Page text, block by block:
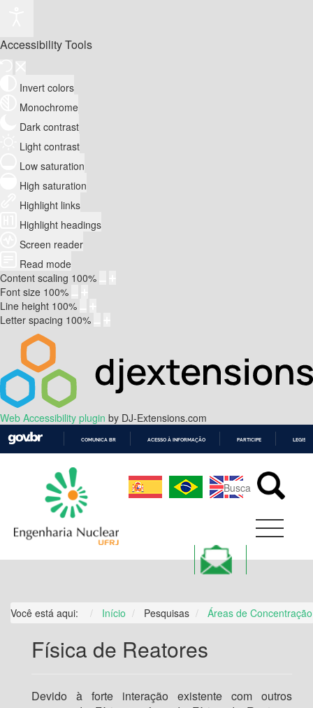
Accessibility Tools
Invert colors
Monochrome
Dark contrast
Light contrast
Low saturation
High saturation
Highlight links
Highlight headings
Screen reader
Read mode
Content scaling 100%
Font size 100%
Line height 100%
Letter spacing 100%
Web Accessibility plugin by DJ-Extensions.com
CONTEÚDO
COMUNICA BR ACESSO À INFORMAÇÃO PARTICIPE
Você está aqui: Início Pesquisas Áreas de Concentração
Física de Reatores
Devido à forte interação existente com outros